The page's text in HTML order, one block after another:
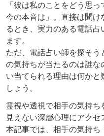
「彼は私のことをどう思
今の本音は」。直接は聞け
るとき、実力のある電話占
ます。
ただ、電話占い師を探そ
の気持ちが当たるのは誰
い当てられる理由は何か
しょう。
霊視や透視で相手の気持ち
見えない深層心理にアクセ
本記事では、相手の気持ち